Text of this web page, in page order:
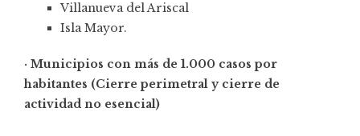
Villanueva del Ariscal
Isla Mayor.
· Municipios con más de 1.000 casos por
habitantes (Cierre perimetral y cierre de
actividad no esencial)